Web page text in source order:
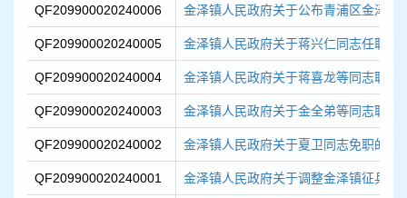
QF209900020240006 金泽镇人民政府关于公布青浦区金泽镇
QF209900020240005 金泽镇人民政府关于蒋兴仁同志任职的
QF209900020240004 金泽镇人民政府关于蒋喜龙等同志职务
QF209900020240003 金泽镇人民政府关于金全弟等同志职务
QF209900020240002 金泽镇人民政府关于夏卫同志免职的通
QF209900020240001 金泽镇人民政府关于调整金泽镇征兵工